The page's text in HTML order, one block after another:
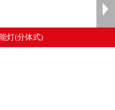
灯(分体式)